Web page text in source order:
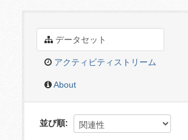
データセット
アクティビティストリーム
About
並び順